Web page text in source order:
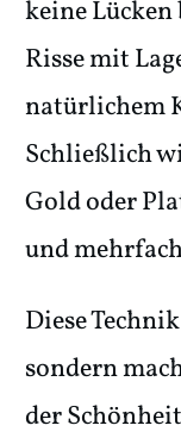
keine
Risse mit
natürlichem
Schließlich
Gold oder
und
Diese
sondern
der